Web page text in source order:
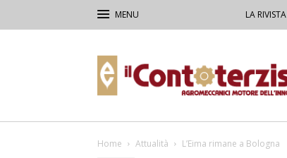
LA RIVISTA
Contoterzista
Home Attualità L’Eima rimane a Bologna